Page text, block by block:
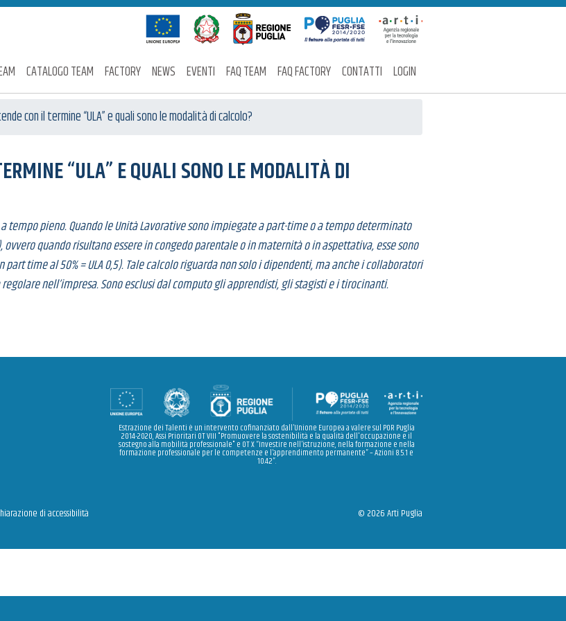
CATALOGO TEAM FACTORY NEWS EVENTI FAQ TEAM FAQ FACTORY CONTATTI LOGIN
con il termine “ULA” e quali sono le modalità di calcolo?
“ULA” E QUALI SONO LE MODALITÀ DI
a tempo pieno. Quando le Unità Lavorative sono impiegate a part-time o a tempo determinato
quando risultano essere in congedo parentale o in maternità o in aspettativa, esse sono
part time al 50% = ULA 0,5). Tale calcolo riguarda non solo i dipendenti, ma anche i collaboratori
nell’impresa. Sono esclusi dal computo gli apprendisti, gli stagisti e i tirocinanti.
Estrazione dei Talenti è un intervento cofinanziato dall’Unione Europea a valere sul POR Puglia
2014-2020, Assi Prioritari OT VIII "Promuovere la sostenibilità e la qualità dell'occupazione e il
sostegno alla mobilità professionale" e OT X “Investire nell’istruzione, nella formazione e nella
formazione professionale per le competenze e l’apprendimento permanente” – Azioni 8.5.1 e
10.4.2”.
di accessibilità © 2026 Arti Puglia